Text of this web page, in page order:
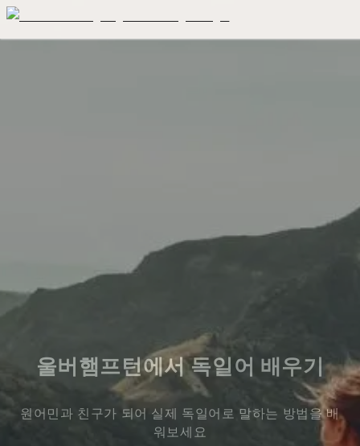
울버햄프턴에서 독일어 배우기
원어민과 친구가 되어 실제 독일어로 말하는 방법을 배
워보세요